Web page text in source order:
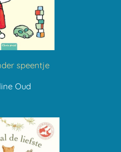
speentje
Oud